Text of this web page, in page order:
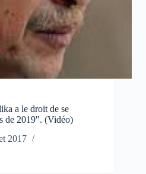
a le droit de se
de 2019". (Vidéo)
2017